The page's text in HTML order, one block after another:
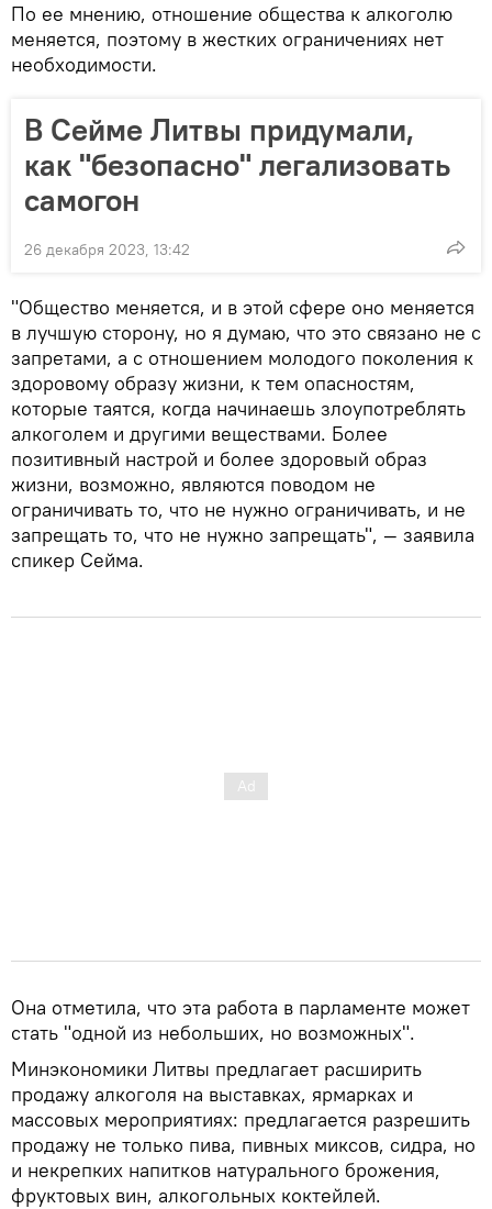
По ее мнению, отношение общества к алкоголю
меняется, поэтому в жестких ограничениях нет
необходимости.
В Сейме Литвы придумали,
как "безопасно" легализовать
самогон
26 декабря 2023, 13:42
"Общество меняется, и в этой сфере оно меняется
в лучшую сторону, но я думаю, что это связано не с
запретами, а с отношением молодого поколения к
здоровому образу жизни, к тем опасностям,
которые таятся, когда начинаешь злоупотреблять
алкоголем и другими веществами. Более
позитивный настрой и более здоровый образ
жизни, возможно, являются поводом не
ограничивать то, что не нужно ограничивать, и не
запрещать то, что не нужно запрещать", — заявила
спикер Сейма.
Она отметила, что эта работа в парламенте может
стать "одной из небольших, но возможных".
Минэкономики Литвы предлагает расширить
продажу алкоголя на выставках, ярмарках и
массовых мероприятиях: предлагается разрешить
продажу не только пива, пивных миксов, сидра, но
и некрепких напитков натурального брожения,
фруктовых вин, алкогольных коктейлей.